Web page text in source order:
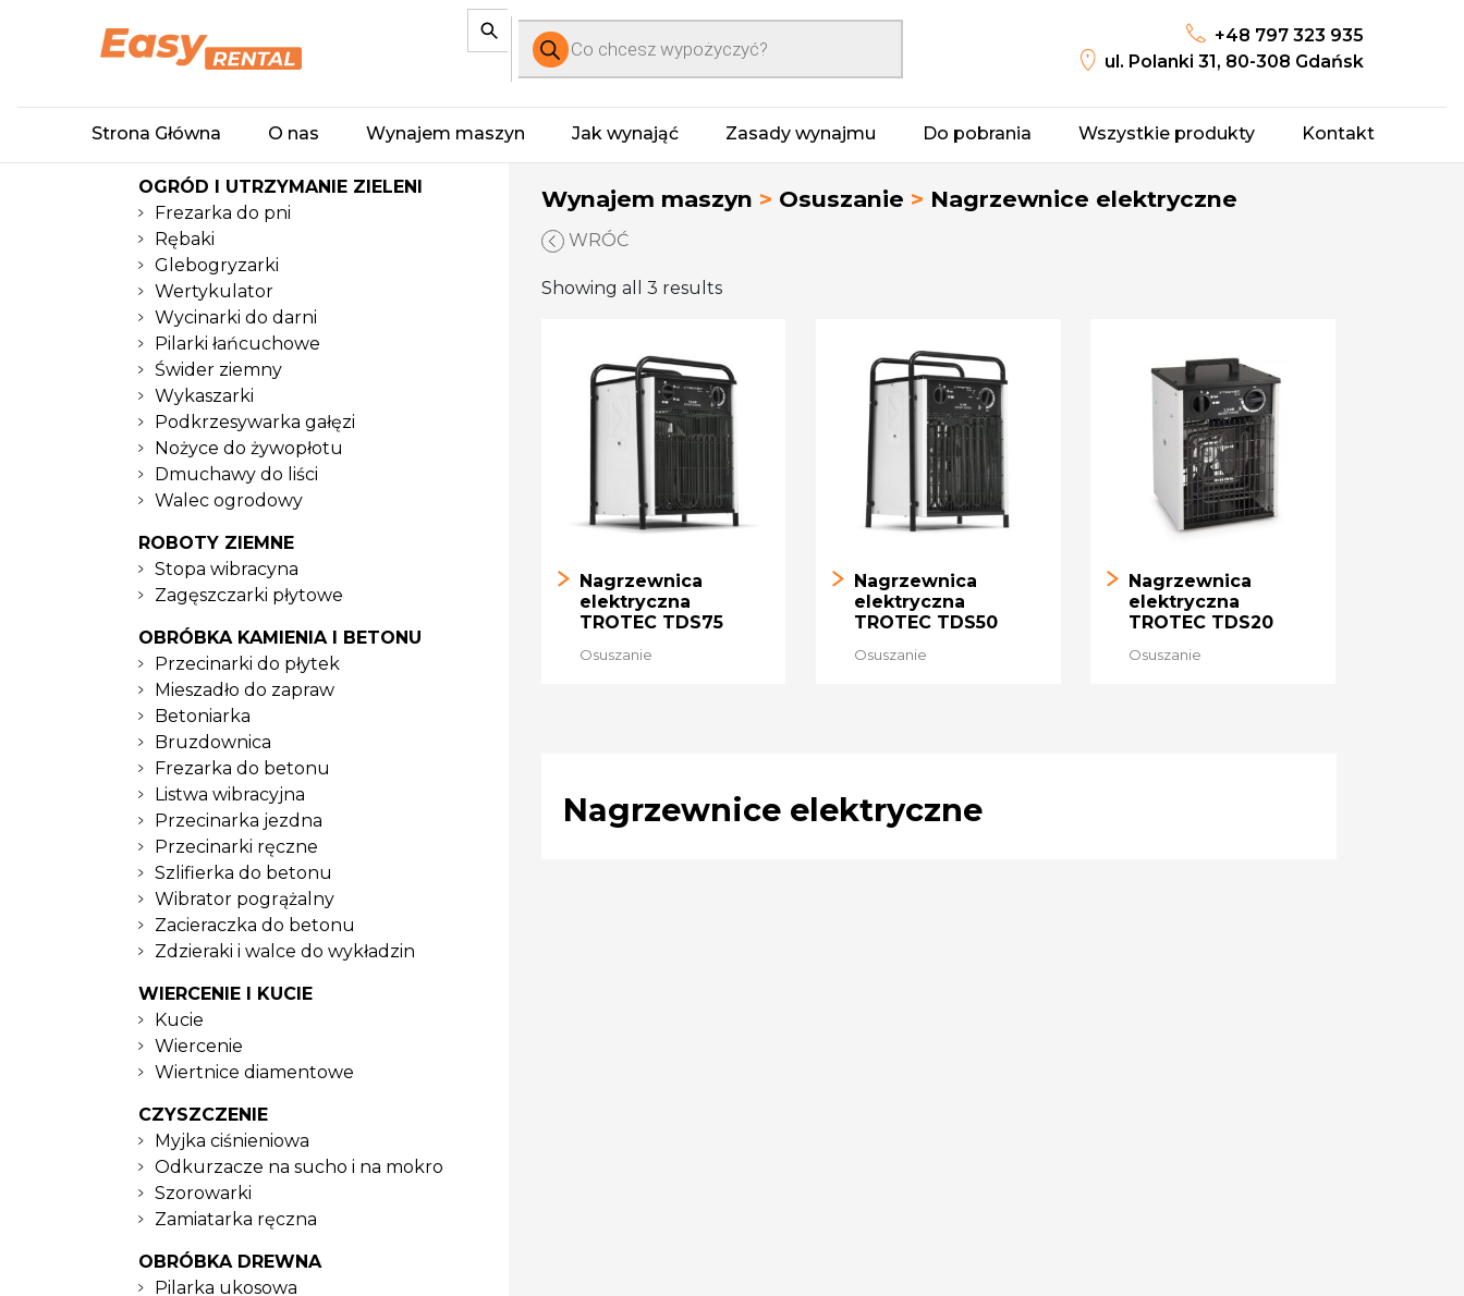
Wyszukiwarka
produktów
+48 797 323 935
ul. Polanki 31, 80-308 Gdańsk
Strona Główna O nas Wynajem maszyn Jak wynająć Zasady wynajmu Do pobrania Wszystkie produkty Kontakt
Wynajem maszyn > Osuszanie > Nagrzewnice elektryczne
WRÓĆ
Showing all 3 results
Nagrzewnica
elektryczna
TROTEC TDS75
Osuszanie
Nagrzewnica
elektryczna
TROTEC TDS50
Osuszanie
Nagrzewnica
elektryczna
TROTEC TDS20
Osuszanie
Nagrzewnice elektryczne
OGRÓD I UTRZYMANIE ZIELENI
Frezarka do pni
Rębaki
Glebogryzarki
Wertykulator
Wycinarki do darni
Pilarki łańcuchowe
Świder ziemny
Wykaszarki
Podkrzesywarka gałęzi
Nożyce do żywopłotu
Dmuchawy do liści
Walec ogrodowy
ROBOTY ZIEMNE
Stopa wibracyna
Zagęszczarki płytowe
OBRÓBKA KAMIENIA I BETONU
Przecinarki do płytek
Mieszadło do zapraw
Betoniarka
Bruzdownica
Frezarka do betonu
Listwa wibracyjna
Przecinarka jezdna
Przecinarki ręczne
Szlifierka do betonu
Wibrator pogrążalny
Zacieraczka do betonu
Zdzieraki i walce do wykładzin
WIERCENIE I KUCIE
Kucie
Wiercenie
Wiertnice diamentowe
CZYSZCZENIE
Myjka ciśnieniowa
Odkurzacze na sucho i na mokro
Szorowarki
Zamiatarka ręczna
OBRÓBKA DREWNA
Pilarka ukosowa